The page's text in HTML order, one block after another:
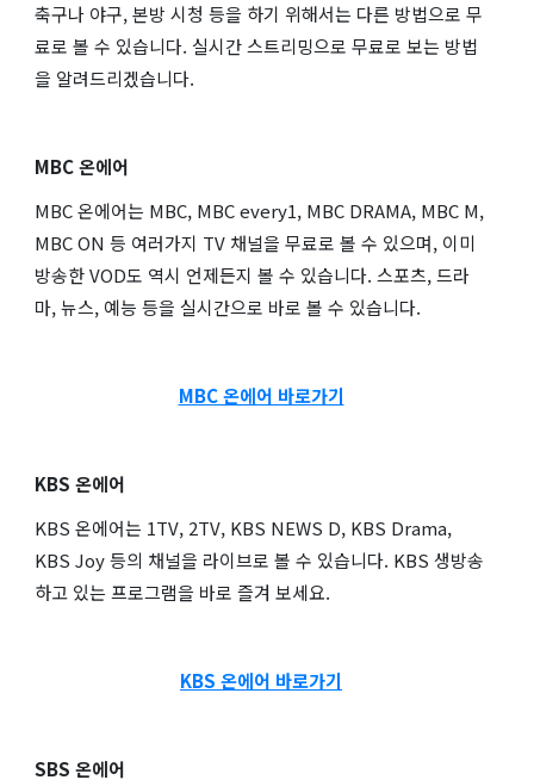
축구나 야구, 본방 시청 등을 하기 위해서는 다른 방법으로 무
료로 볼 수 있습니다. 실시간 스트리밍으로 무료로 보는 방법
을 알려드리겠습니다.
MBC 온에어
MBC 온에어는 MBC, MBC every1, MBC DRAMA, MBC M,
MBC ON 등 여러가지 TV 채널을 무료로 볼 수 있으며, 이미
방송한 VOD도 역시 언제든지 볼 수 있습니다. 스포츠, 드라
마, 뉴스, 예능 등을 실시간으로 바로 볼 수 있습니다.
MBC 온에어 바로가기
KBS 온에어
KBS 온에어는 1TV, 2TV, KBS NEWS D, KBS Drama,
KBS Joy 등의 채널을 라이브로 볼 수 있습니다. KBS 생방송
하고 있는 프로그램을 바로 즐겨 보세요.
KBS 온에어 바로가기
SBS 온에어